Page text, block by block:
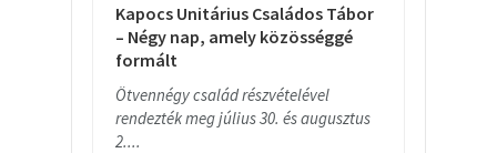
Kapocs Unitárius Családos Tábor
– Négy nap, amely közösséggé
formált
Ötvennégy család részvételével
rendezték meg július 30. és augusztus
2....